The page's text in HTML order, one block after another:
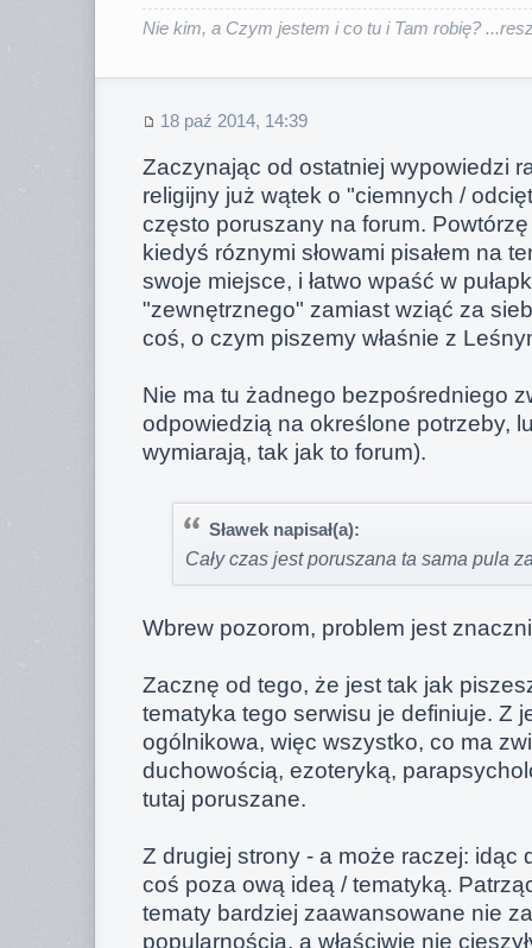
Nie kim, a Czym jestem i co tu i Tam robię?
18 paź 2014, 14:39
Zaczynając od ostatniej wypowiedzi
religijny już wątek o "ciemnych /
często poruszany na forum.
kiedyś róznymi słowami pisałem na
swoje miejsce, i łatwo wpaść w
"zewnętrznego" zamiast wziąć za
coś, o czym piszemy właśnie z
Nie ma tu żadnego bezpośredniego
odpowiedzią na określone potrzeby,
wymiarają, tak jak to forum).
Sławek napisał(a):
Cały czas jest poruszana ta sama pula
Wbrew pozorom, problem jest
Zacznę od tego, że jest tak jak
tematyka tego serwisu je definiuje. Z
ogólnikowa, więc wszystko, co ma
duchowością, ezoteryką,
tutaj poruszane.
Z drugiej strony - a może raczej: idąc
coś poza ową ideą / tematyką.
tematy bardziej zaawansowane nie
popularnością, a właściwie nie